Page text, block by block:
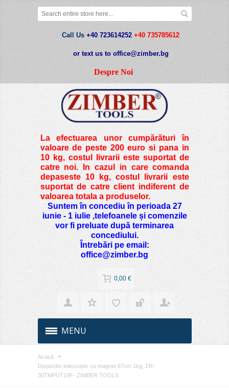
Call Us +40 723614252 +40 735785612
or text us to office@zimber.bg
Despre Noi
La efectuarea unor cumpărături în
valoare de peste200 euro si pana in
10 kg, costul livrarii este suportat de
catre noi. In cazul in care comanda
depaseste 10 kg, costul livrarii este
suportat de catre client indiferent de
valoarea totala a produselor.
Suntem în concediu în perioada 27
iunie - 1 iulie ,telefoanele și comenzile
vor fi preluate după terminarea
concediului.
Întrebări pe email:
office@zimber.bg
0,00 €
MENU
Acasă
Dispozitiv telescopic cu magnet 67cm 1kg, ZR-
30TMPUT18F- ZIMBER TOOLS